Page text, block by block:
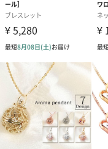
アールグレイ（HAPPY
BIRTHDAY TO YOU）
（660円）